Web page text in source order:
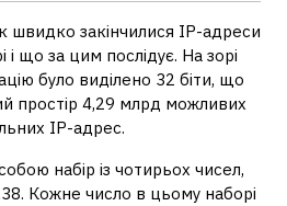
швидко закінчилися IP-адреси
і що за цим послідує. На зорі
було виділено 32 біти, що
простір 4,29 млрд можливих
IP-адрес.
набір із чотирьох чисел,
Кожне число в цьому наборі